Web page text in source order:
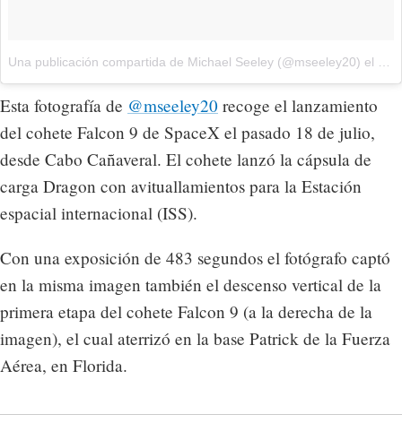
Una publicación compartida de Michael Seeley (@mseeley20) el
Esta fotografía de @mseeley20 recoge el lanzamiento
del cohete Falcon 9 de SpaceX el pasado 18 de julio,
desde Cabo Cañaveral. El cohete lanzó la cápsula de
carga Dragon con avituallamientos para la Estación
espacial internacional (ISS).
Con una exposición de 483 segundos el fotógrafo captó
en la misma imagen también el descenso vertical de la
primera etapa del cohete Falcon 9 (a la derecha de la
imagen), el cual aterrizó en la base Patrick de la Fuerza
Aérea, en Florida.